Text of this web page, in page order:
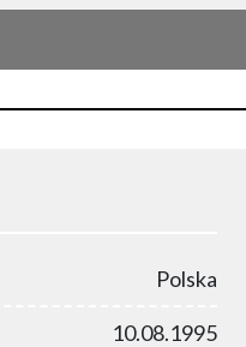
Polska
10.08.1995